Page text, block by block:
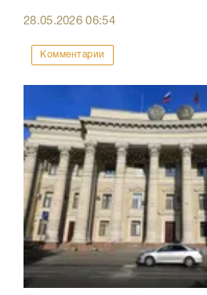
28.05.202606:54
Комментарии